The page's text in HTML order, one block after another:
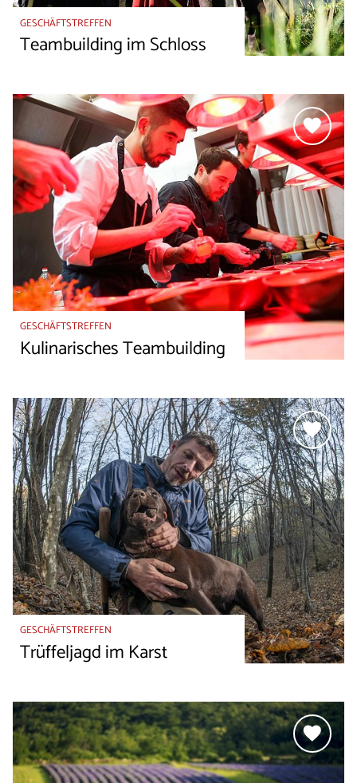
GESCHÄFTSTREFFEN
Teambuilding im Schloss
GESCHÄFTSTREFFEN
Kulinarisches Teambuilding
GESCHÄFTSTREFFEN
Trüffeljagd im Karst